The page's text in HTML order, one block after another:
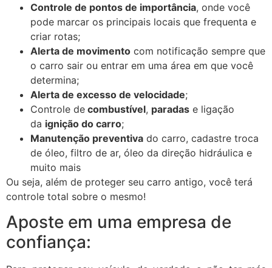
Controle de pontos de importância, onde você
pode marcar os principais locais que frequenta e
criar rotas;
Alerta de movimento com notificação sempre que
o carro sair ou entrar em uma área em que você
determina;
Alerta de excesso de velocidade;
Controle de combustível, paradas e ligação
da ignição do carro;
Manutenção preventiva do carro, cadastre troca
de óleo, filtro de ar, óleo da direção hidráulica e
muito mais
Ou seja, além de proteger seu carro antigo, você terá
controle total sobre o mesmo!
Aposte em uma empresa de
confiança: